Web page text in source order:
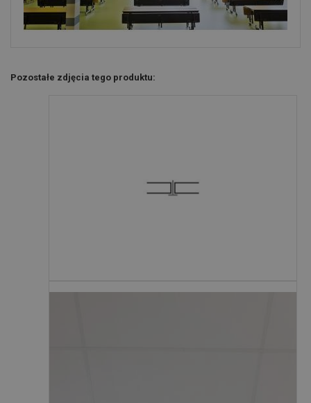
Pozostałe zdjęcia tego produktu: